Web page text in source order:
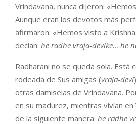
Vrindavana, nunca dijeron:
Aunque eran los devotos más
afirmaron: «Hemos visto a
decían: he radhe vraja-devike… he
Radharani no se queda sola. Está
rodeada de Sus amigas (vraja-devi
otras damiselas de Vrindavana.
en su madurez, mientras vivían en
de la siguiente manera: he radhe